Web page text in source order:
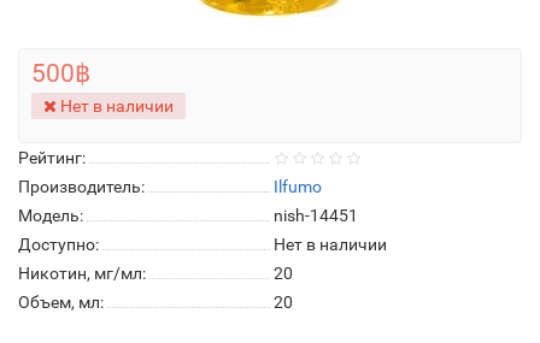
Рейтинг:
Производитель:
Ilfumo
Модель:
nish-14451
Доступно:
Нет в наличии
Никотин, мг/мл:
20
Объем, мл:
20
500฿
Нет в наличии